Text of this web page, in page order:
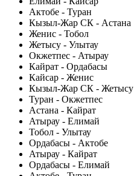
Актобе - Туран
Кызыл-Жар СК - Астана
Женис - Тобол
Жетысу - Улытау
Окжетпес - Атырау
Кайрат - Ордабасы
Кайсар - Женис
Кызыл-Жар СК - Жетысу
Туран - Окжетпес
Астана - Кайрат
Атырау - Елимай
Тобол - Улытау
Ордабасы - Актобе
Атырау - Кайрат
Ордабасы - Елимай